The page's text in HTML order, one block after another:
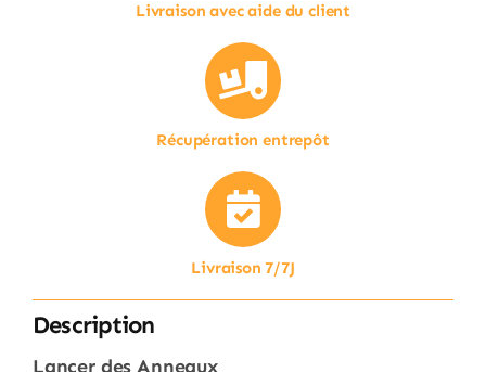
Livraison avec aide du client
Récupération entrepôt
Livraison 7/7J
Description
Lancer des Anneaux